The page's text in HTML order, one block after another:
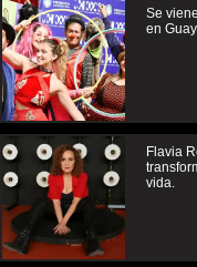
Se
en
Flavia
vida.